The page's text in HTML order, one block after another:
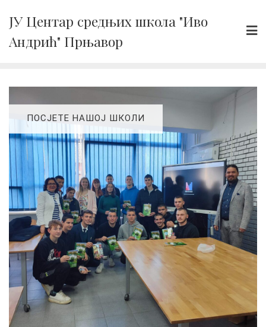
content
ЈУ Центар средњих школа "Иво
Андрић" Прњавор
ПОСЈЕТЕ НАШОЈ ШКОЛИ